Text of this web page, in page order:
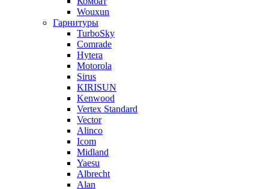
Wouxun
Гарнитуры
TurboSky
Comrade
Hytera
Motorola
Sirus
KIRISUN
Kenwood
Vertex Standard
Vector
Alinco
Icom
Midland
Yaesu
Albrecht
Alan